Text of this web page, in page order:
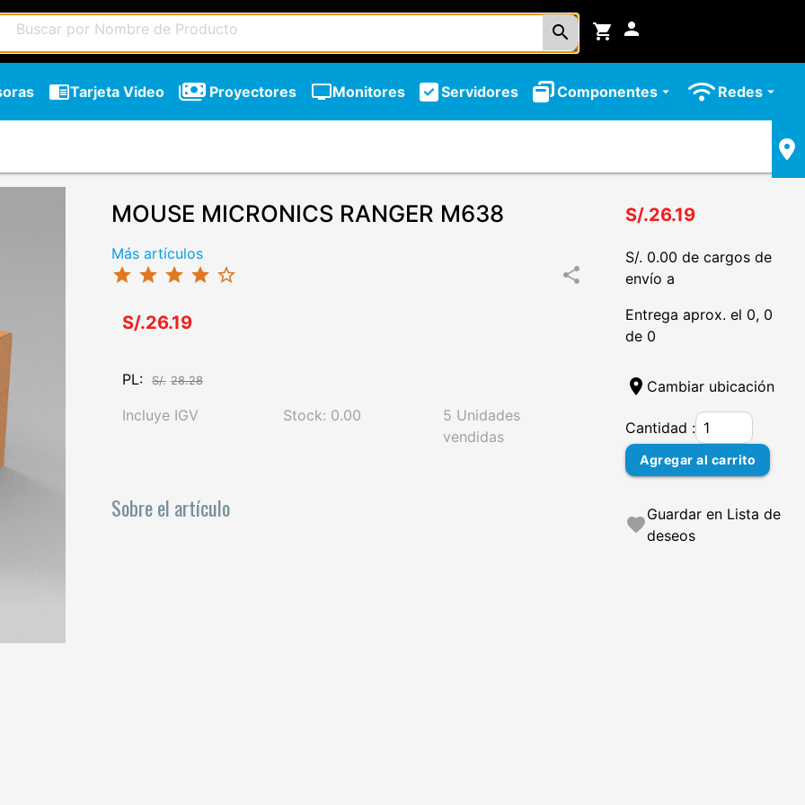
search shopping_cart person
chrome_reader_modeTarjeta Video Proyectores tvMonitores Servidores Componentesarrow_drop_down Redes arrow_drop_down
MOUSE MICRONICS RANGER M638
Más artículos
star star star star star_border share
S/.26.19
PL: S/. 28.28
Incluye IGV Stock: 0.00
5 Unidades
vendidas
Sobre el artículo
S/.26.19
S/. 0.00 de cargos de
envío a
Entrega aprox. el 0, 0
de 0
location_on Cambiar ubicación
Cantidad :
Agregar al carrito
favoriteGuardar en Lista de
deseos